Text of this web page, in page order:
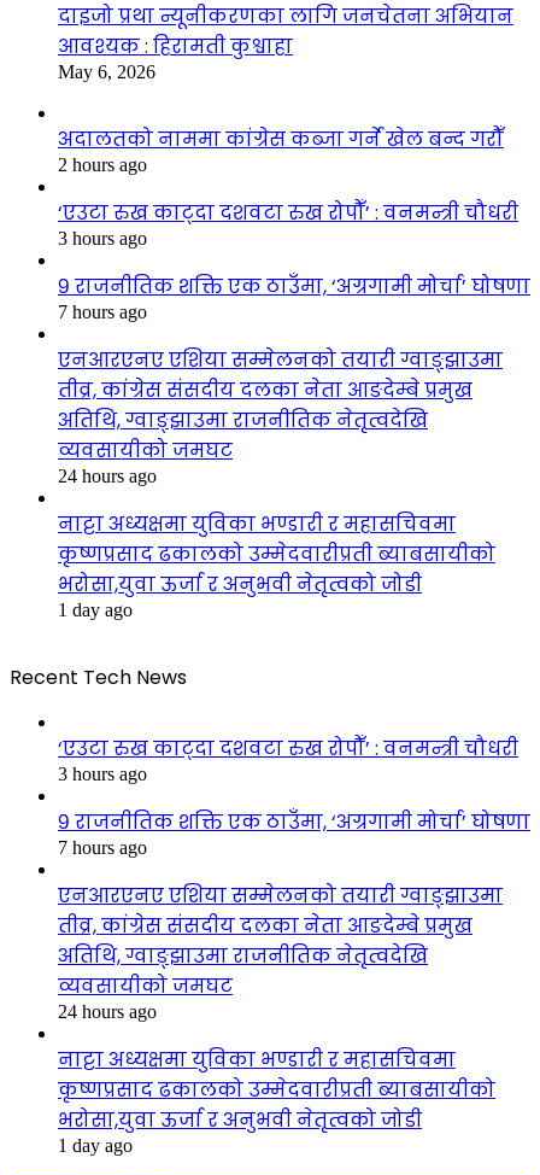
दाइजो प्रथा न्यूनीकरणका लागि जनचेतना अभियान
आवश्यक : हिरामती कुश्वाहा
May 6, 2026
अदालतको नाममा कांग्रेस कब्जा गर्ने खेल बन्द गरौँ
2 hours ago
‘एउटा रुख काट्दा दशवटा रुख रोपौँ’ : वनमन्त्री चौधरी
3 hours ago
९ राजनीतिक शक्ति एक ठाउँमा, ‘अग्रगामी मोर्चा’ घोषणा
7 hours ago
एनआरएनए एशिया सम्मेलनको तयारी ग्वाङ्झाउमा
तीव्र, कांग्रेस संसदीय दलका नेता आङदेम्बे प्रमुख
अतिथि, ग्वाङ्झाउमा राजनीतिक नेतृत्वदेखि
व्यवसायीको जमघट
24 hours ago
नाट्टा अध्यक्षमा युविका भण्डारी र महासचिवमा
कृष्णप्रसाद ढकालको उम्मेदवारीप्रती ब्याबसायीको
भरोसा,युवा ऊर्जा र अनुभवी नेतृत्वको जोडी
1 day ago
Recent Tech News
‘एउटा रुख काट्दा दशवटा रुख रोपौँ’ : वनमन्त्री चौधरी
3 hours ago
९ राजनीतिक शक्ति एक ठाउँमा, ‘अग्रगामी मोर्चा’ घोषणा
7 hours ago
एनआरएनए एशिया सम्मेलनको तयारी ग्वाङ्झाउमा
तीव्र, कांग्रेस संसदीय दलका नेता आङदेम्बे प्रमुख
अतिथि, ग्वाङ्झाउमा राजनीतिक नेतृत्वदेखि
व्यवसायीको जमघट
24 hours ago
नाट्टा अध्यक्षमा युविका भण्डारी र महासचिवमा
कृष्णप्रसाद ढकालको उम्मेदवारीप्रती ब्याबसायीको
भरोसा,युवा ऊर्जा र अनुभवी नेतृत्वको जोडी
1 day ago